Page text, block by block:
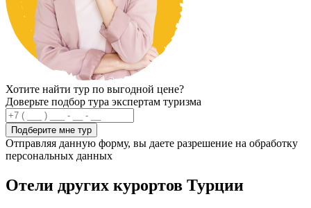
Хотите найти тур по выгодной цене?
Доверьте подбор тура экспертам туризма
Подберите мне тур
Отправляя данную форму, вы даете разрешение на обработку
персональных данных
Отели других курортов Турции